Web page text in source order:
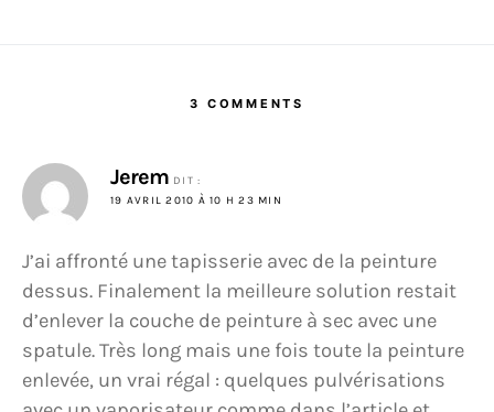
3 COMMENTS
Jerem DIT :
19 AVRIL 2010 À 10 H 23 MIN
J’ai affronté une tapisserie avec de la peinture
dessus. Finalement la meilleure solution restait
d’enlever la couche de peinture à sec avec une
spatule. Très long mais une fois toute la peinture
enlevée, un vrai régal : quelques pulvérisations